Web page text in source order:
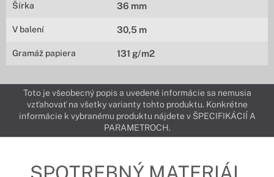
Šírka 36 mm
V balení 30,5 m
Gramáž papiera 131 g/m2
Toto je všeobecný popis a uvedené informácie sa nemusia
vzťahovať na všetky varianty tohto produktu. Konkrétne
informácie k vybranému produktu nájdete v ŠPECIFIKÁCIÍ A
PARAMETROCH.
SPOTREBNÝ MATERIÁL